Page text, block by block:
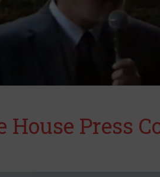
House Press